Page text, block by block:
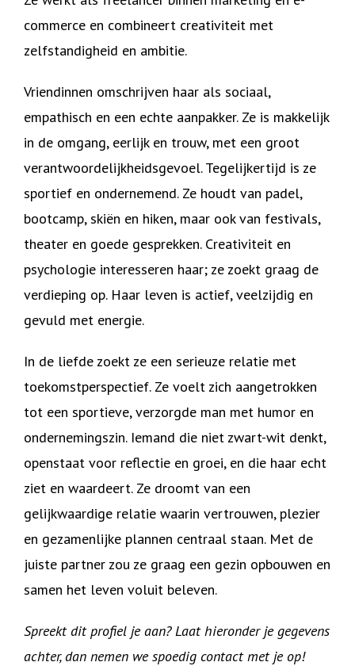
commerce en combineert creativiteit met
zelfstandigheid en ambitie.
Vriendinnen omschrijven haar als sociaal,
empathisch en een echte aanpakker. Ze is makkelijk
in de omgang, eerlijk en trouw, met een groot
verantwoordelijkheidsgevoel. Tegelijkertijd is ze
sportief en ondernemend. Ze houdt van padel,
bootcamp, skiën en hiken, maar ook van festivals,
theater en goede gesprekken. Creativiteit en
psychologie interesseren haar; ze zoekt graag de
verdieping op. Haar leven is actief, veelzijdig en
gevuld met energie.
In de liefde zoekt ze een serieuze relatie met
toekomstperspectief. Ze voelt zich aangetrokken
tot een sportieve, verzorgde man met humor en
ondernemingszin. Iemand die niet zwart-wit denkt,
openstaat voor reflectie en groei, en die haar echt
ziet en waardeert. Ze droomt van een
gelijkwaardige relatie waarin vertrouwen, plezier
en gezamenlijke plannen centraal staan. Met de
juiste partner zou ze graag een gezin opbouwen en
samen het leven voluit beleven.
Spreekt dit profiel je aan? Laat hieronder je gegevens
achter, dan nemen we spoedig contact met je op!